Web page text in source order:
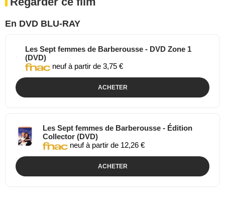
En DVD BLU-RAY
Les Sept femmes de Barberousse - DVD Zone 1
(DVD)
neuf à partir de 3,75 €
ACHETER
Les Sept femmes de Barberousse - Édition
Collector (DVD)
neuf à partir de 12,26 €
ACHETER